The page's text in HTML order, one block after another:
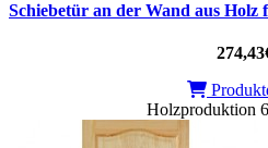
Schiebetür an der Wand aus
Holzproduktion